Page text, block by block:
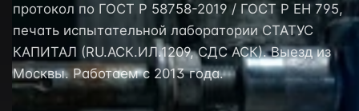
протокол по ГОСТ Р 58758-2019 / ГОСТ Р ЕН 795,
печать испытательной лаборатории СТАТУС
КАПИТАЛ (RU.АСК.ИЛ.1209, СДС АСК). Выезд из
Москвы. Работаем с 2013 года.